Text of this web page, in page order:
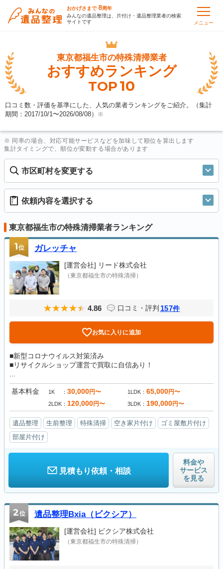
おかげさまで 8周年
みんなの遺品整理は、片付け・遺品整理業者の検索
サイトです
メニュー
東京都福生市の特殊清掃業者
おすすめランキング
TOP10
口コミ数・評価を基準にした、人気の業者ランキングをご紹介。（集計
期間：2017/10/1〜2026/08/08） ※
※ 同率の場合、対応可能サービスなどを加味して順位を算出します
集計タイミングで、順位が変動する場合があります
市区町村を変更する
依頼内容を選択する
東京都福生市の特殊清掃業者ランキング
1位 ガレッチャ
[運営会社] リード株式会社
（東京都福生市の特殊清掃）
4.86 口コミ・評判 157件
お気に入りに追加
■新型コロナウイルス対策済み
■リサイクルショップ運営で買取に自信あり！
基本料金 1K 30,000円〜 1LDK 65,000円〜
2LDK 120,000円〜 3LDK 190,000円〜
遺品整理 生前整理 特殊清掃 空き家片付け
ゴミ屋敷片付け
部屋片付け
見積もり依頼・相談
料金や
サービス
を見る
2位 遺品整理Bxia（ビクシア）
[運営会社] ビクシア株式会社
（東京都福生市の特殊清掃）